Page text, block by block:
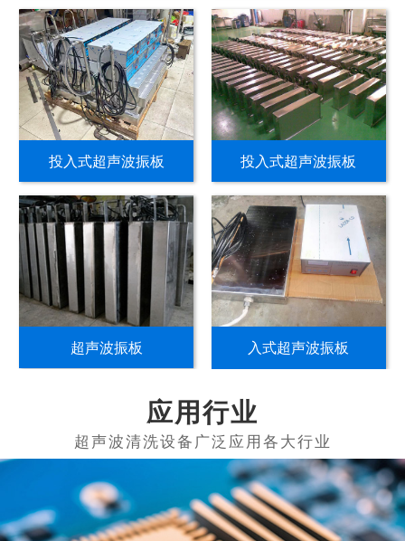
投入式超声波振板 投入式超声波振板
超声波振板 入式超声波振板
应用行业